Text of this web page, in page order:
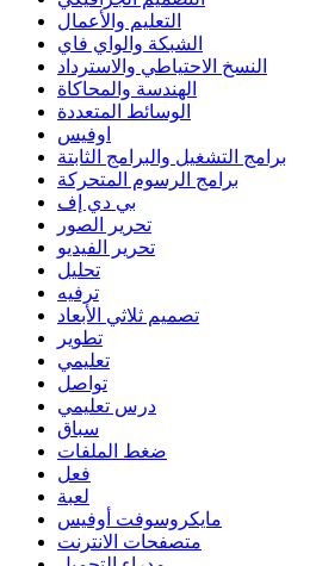
التعليم والأعمال
الشبكة والواي فاي
النسخ الاحتياطي والاسترداد
الهندسة والمحاكاة
الوسائط المتعددة
اوفيس
برامج التشغيل والبرامج الثابتة
برامج الرسوم المتحركة
بي دي إف
تحرير الصور
تحرير الفيديو
تحليل
ترفيه
تصميم ثلاثي الأبعاد
تطوير
تعليمي
تواصل
درس تعليمي
سباق
ضغط الملفات
فعل
لعبة
مايكروسوفت أوفيس
متصفحات الانترنت